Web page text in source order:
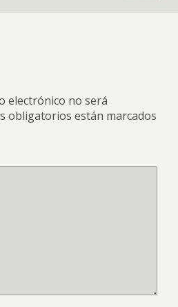
electrónico no será
obligatorios están marcados